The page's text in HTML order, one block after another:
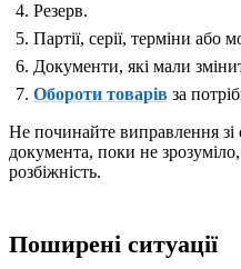
Резерв.
Партії, серії, терміни або
Документи, які мали
Обороти товарів за
Не починайте виправлення зі
документа, поки не
розбіжність.
Поширені ситуації